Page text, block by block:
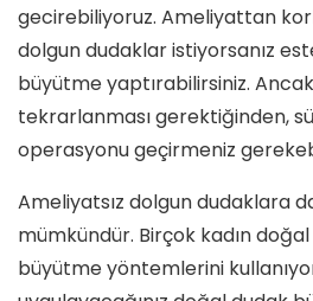
gecirebiliyoruz. Ameliyattan
dolgun dudaklar istiyorsanız
büyütme yaptırabilirsiniz. Ancak
tekrarlanması gerektiğinden,
operasyonu geçirmeniz
Ameliyatsız dolgun dudaklara
mümkündür. Birçok kadın
büyütme yöntemlerini